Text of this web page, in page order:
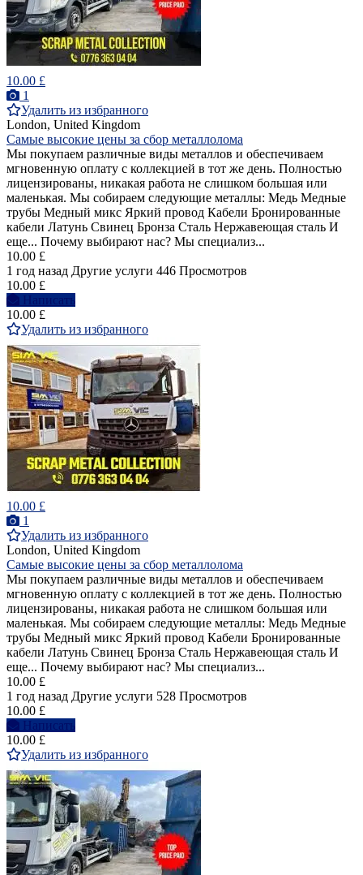
10.00 £
1
Удалить из избранного
London, United Kingdom
Самые высокие цены за сбор металлолома
Мы покупаем различные виды металлов и обеспечиваем
мгновенную оплату с коллекцией в тот же день. Полностью
лицензированы, никакая работа не слишком большая или
маленькая. Мы собираем следующие металлы: Медь Медные
трубы Медный микс Яркий провод Кабели Бронированные
кабели Латунь Свинец Бронза Сталь Нержавеющая сталь И
еще... Почему выбирают нас? Мы специализ...
10.00 £
1 год назад Другие услуги 446 Просмотров
10.00 £
Написать
10.00 £
Удалить из избранного
10.00 £
1
Удалить из избранного
London, United Kingdom
Самые высокие цены за сбор металлолома
Мы покупаем различные виды металлов и обеспечиваем
мгновенную оплату с коллекцией в тот же день. Полностью
лицензированы, никакая работа не слишком большая или
маленькая. Мы собираем следующие металлы: Медь Медные
трубы Медный микс Яркий провод Кабели Бронированные
кабели Латунь Свинец Бронза Сталь Нержавеющая сталь И
еще... Почему выбирают нас? Мы специализ...
10.00 £
1 год назад Другие услуги 528 Просмотров
10.00 £
Написать
10.00 £
Удалить из избранного